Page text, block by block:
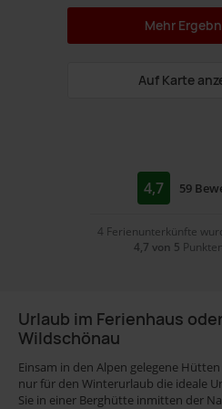
Auf Karte
Mehr
4,7 59
4 Ferienunterkünfte
4,7 von 5
Urlaub im Ferienhaus
Wildschönau
Einsam in den Alpen gelegene
nur für den Winterurlaub die ideale
Sie in einer Berghütte inmitten der